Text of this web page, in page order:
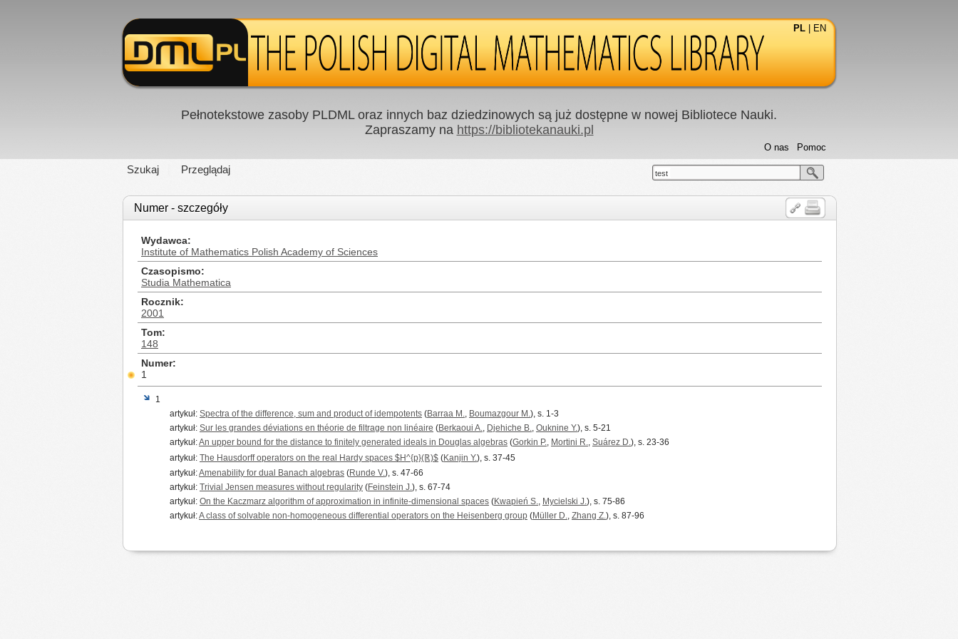
PL EN
Pełnotekstowe zasoby PLDML oraz innych baz dziedzinowych są już dostępne w nowej Bibliotece Nauki.
Zapraszamy na https://bibliotekanauki.pl
Szukaj Przeglądaj
Pomoc
O nas
test
Numer - szczegóły
Wydawca
Institute of Mathematics Polish Academy of Sciences
Czasopismo
Studia Mathematica
Rocznik
2001
Tom
148
Numer
1
1
artykuł: Spectra of the difference, sum and product of idempotents (Barraa M., Boumazgour M.), s. 1-3
artykuł: Sur les grandes déviations en théorie de filtrage non linéaire (Berkaoui A., Djehiche B., Ouknine Y.), s. 5-21
artykuł:An upper bound for the distance to finitely generated ideals in Douglas algebras (Gorkin P., Mortini R., Suárez D.), s. 23-36
artykuł: The Hausdorff operators on the real Hardy spaces $H^{p}(ℝ)$ (Kanjin Y.), s. 37-45
artykuł:Amenability for dual Banach algebras (Runde V.), s. 47-66
artykuł: Trivial Jensen measures without regularity (Feinstein J.), s. 67-74
artykuł: On the Kaczmarz algorithm of approximation in infinite-dimensional spaces (Kwapień S., Mycielski J.), s. 75-86
artykuł:A class of solvable non-homogeneous differential operators on the Heisenberg group (Müller D., Zhang Z.), s. 87-96